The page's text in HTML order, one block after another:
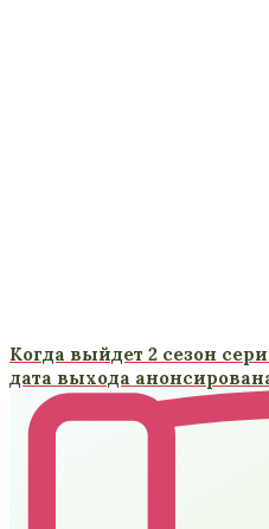
Когда выйдет 2 сезон
дата выхода